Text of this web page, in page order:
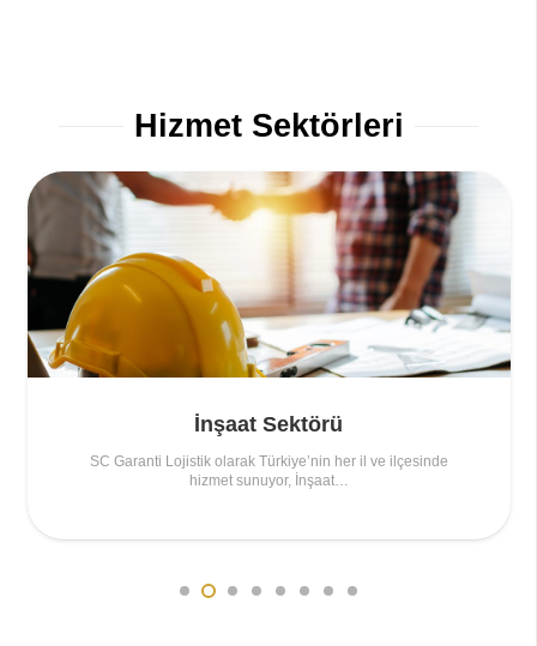
Hizmet Sektörleri
İnşaat Sektörü
SC Garanti Lojistik olarak Türkiye’nin her il ve ilçesinde
hizmet sunuyor, İnşaat…